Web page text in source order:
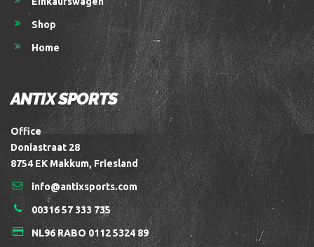
Shop
Home
ANTIX SPORTS
Office
Doniastraat 28
8754 EK Makkum, Friesland
info@antixsports.com
00316 57 333 735
NL96 RABO 0112 5324 89